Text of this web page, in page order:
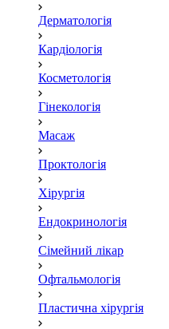
Дерматологія
Кардіологія
Косметологія
Гінекологія
Масаж
Проктологія
Хірургія
Ендокринологія
Сімейний лікар
Офтальмологія
Пластична хірургія